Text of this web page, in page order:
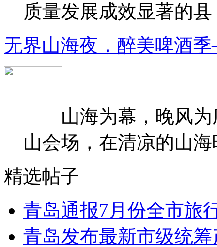
质量发展成效显著的
无界山海夜，醉美啤酒
山海为幕，晚风为
山会场，在清凉的山
精选帖子
青岛通报7月份全市旅
青岛发布最新市级统